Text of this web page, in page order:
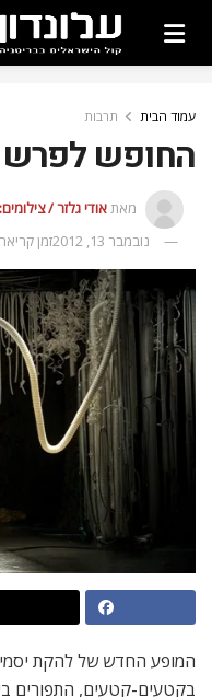
עמוד הבית תרבות
החופש לפרש
מאתאודי גלזר /
נובמבר 13, 2012
זמן קריאה: 1 דקת
המופע החדש של להקת יסמין
בקטעים-קטעים, התפורים